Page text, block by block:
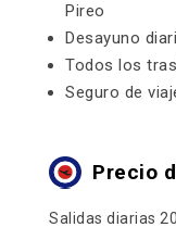
Pireo
Desayuno
Todos los
Seguro de
Precio
Salidas diarias